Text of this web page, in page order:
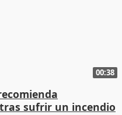
00:38
sufrir un incendio